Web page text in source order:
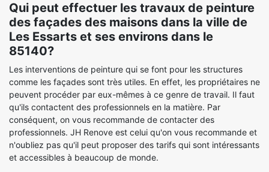
Qui peut effectuer les travaux de peinture
des façades des maisons dans la ville de
Les Essarts et ses environs dans le
85140?
Les interventions de peinture qui se font pour les structures
comme les façades sont très utiles. En effet, les propriétaires ne
peuvent procéder par eux-mêmes à ce genre de travail. Il faut
qu'ils contactent des professionnels en la matière. Par
conséquent, on vous recommande de contacter des
professionnels. JH Renove est celui qu'on vous recommande et
n'oubliez pas qu'il peut proposer des tarifs qui sont intéressants
et accessibles à beaucoup de monde.